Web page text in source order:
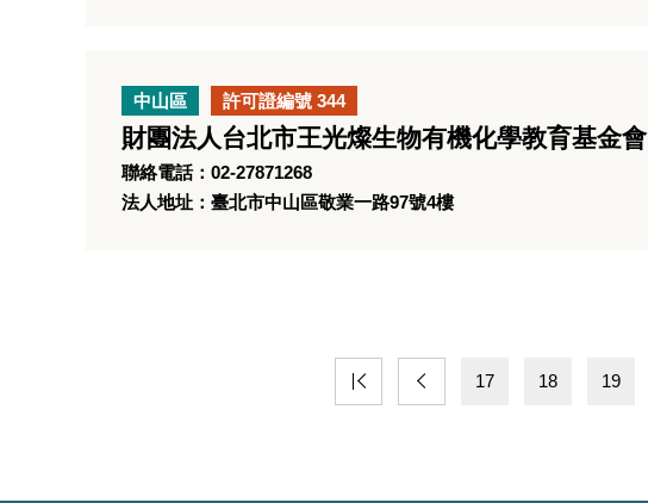
中山區 許可證編號 344
財團法人台北市王光燦生物有機化學教育基金會
聯絡電話：02-27871268
法人地址：臺北市中山區敬業一路97號4樓
17 18 19